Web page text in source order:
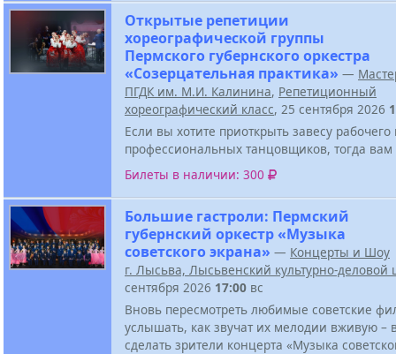
Открытые репетиции
хореографической группы
Пермского губернского оркестра
«Созерцательная практика» —
ПГДК им. М.И. Калинина, Репетиционный
хореографический класс, 25 сентября 2026
Если вы хотите приоткрыть завесу рабочего
профессиональных танцовщиков, тогда
Билеты в наличии: 300
Большие гастроли: Пермский
губернский оркестр «Музыка
советского экрана» — Концерты и Шоу
г. Лысьва, Лысьвенский культурно-деловой
сентября 2026 17:00 вс
Вновь пересмотреть любимые советские
услышать, как звучат их мелодии вживую –
сделать зрители концерта «Музыка